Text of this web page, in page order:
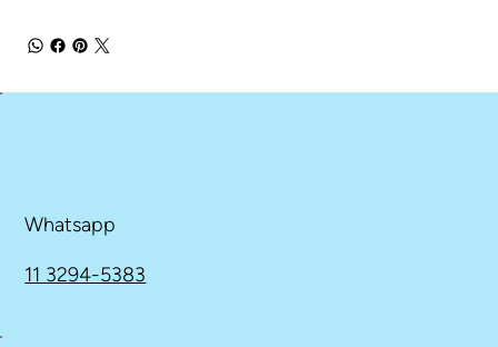
Whatsapp
11 3294-5383